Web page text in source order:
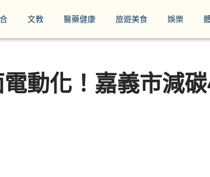
文教 醫藥健康 旅遊美食 娛樂
動化！嘉義市減